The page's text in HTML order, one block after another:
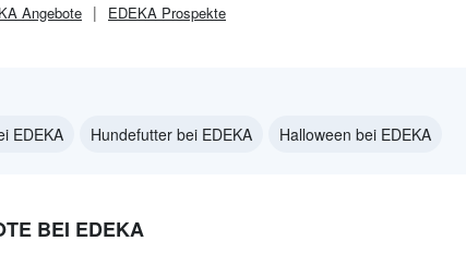
Angebote EDEKA Prospekte
EDEKA Hundefutter bei EDEKA Halloween bei EDEKA
BEI EDEKA